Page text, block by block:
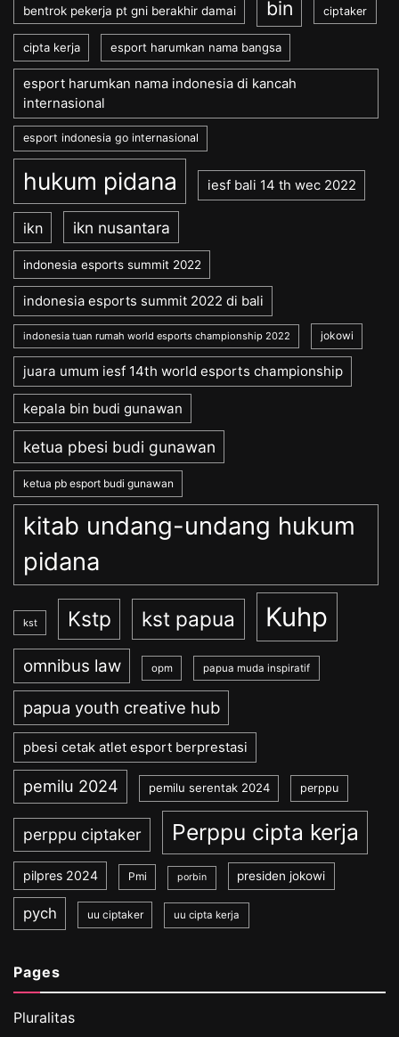
bentrok pekerja pt gni berakhir damai bin ciptaker
cipta kerja esport harumkan nama bangsa
esport harumkan nama indonesia di kancah
internasional
esport indonesia go internasional
hukum pidana iesf bali 14 th wec 2022
ikn ikn nusantara
indonesia esports summit 2022
indonesia esports summit 2022 di bali
indonesia tuan rumah world esports championship 2022 jokowi
juara umum iesf 14th world esports championship
kepala bin budi gunawan
ketua pbesi budi gunawan
ketua pb esport budi gunawan
kitab undang-undang hukum
pidana
kst Kstp kst papua Kuhp
omnibus law opm papua muda inspiratif
papua youth creative hub
pbesi cetak atlet esport berprestasi
pemilu 2024 pemilu serentak 2024 perppu
perppu ciptaker Perppu cipta kerja
pilpres 2024 Pmi porbin presiden jokowi
pych uu ciptaker uu cipta kerja
Pages
Pluralitas